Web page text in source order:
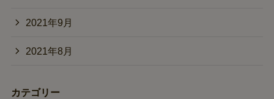
2021年9月
2021年8月
カテゴリー